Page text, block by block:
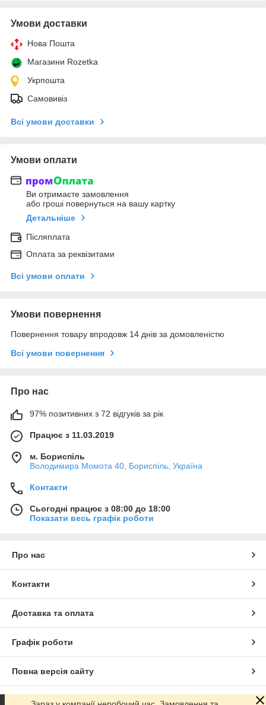
Умови доставки
Нова Пошта
Магазини Rozetka
Укрпошта
Самовивіз
Всі умови доставки
Умови оплати
Ви отримаєте замовлення
або гроші повернуться на вашу картку
Детальніше
Післяплата
Оплата за реквізитами
Всі умови оплати
Умови повернення
Повернення товару впродовж 14 днів за домовленістю
Всі умови повернення
Про нас
97% позитивних з 72 відгуків за рік
Працює з 11.03.2019
м. Бориспіль
Володимира Момота 40, Бориспіль, Україна
Контакти
Сьогодні працює з 08:00 до 18:00
Показати весь графік роботи
Про нас
Контакти
Доставка та оплата
Графік роботи
Повна версія сайту
Сайт створено на маркетплейсіProm.ua